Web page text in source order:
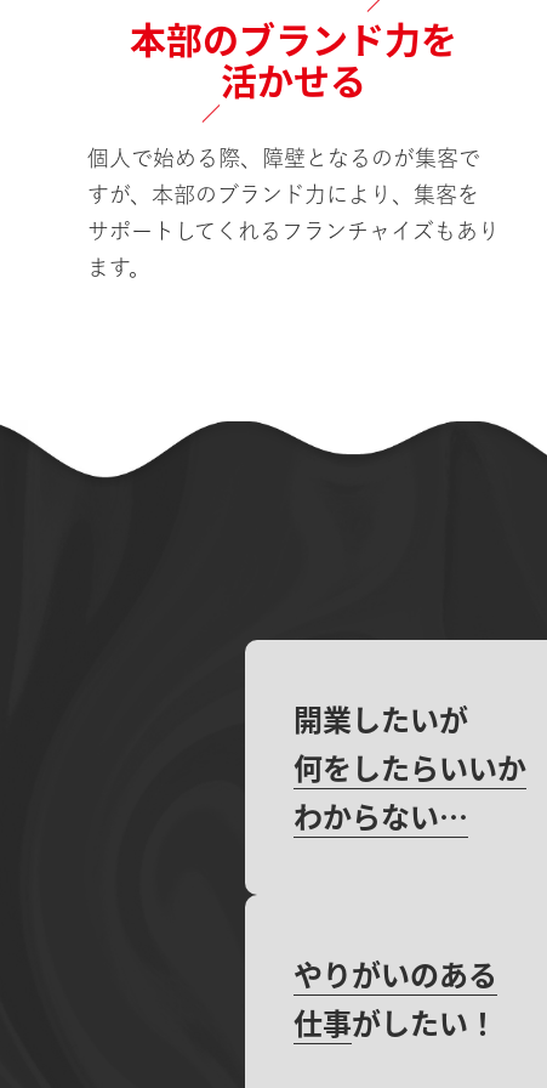
本部のブランド力を
活かせる
個人で始める際、障壁となるのが集客で
すが、本部のブランド力により、集客を
サポートしてくれるフランチャイズもあり
ます。
開業したいが
何をしたらいいか
わからない…
やりがいのある
仕事がしたい！